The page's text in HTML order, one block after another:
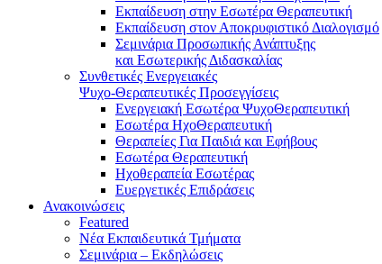
Εκπαίδευση στην Εσωτέρα Θεραπευτική
Εκπαίδευση στον Αποκρυφιστικό Διαλογισμό
Σεμινάρια Προσωπικής Ανάπτυξης
και Εσωτερικής Διδασκαλίας
Συνθετικές Ενεργειακές
Ψυχο-Θεραπευτικές Προσεγγίσεις
Ενεργειακή Εσωτέρα ΨυχοΘεραπευτική
Εσωτέρα ΗχοΘεραπευτική
Θεραπείες Για Παιδιά και Εφήβους
Εσωτέρα Θεραπευτική
Ηχοθεραπεία Εσωτέρας
Ευεργετικές Επιδράσεις
Ανακοινώσεις
Featured
Νέα Εκπαιδευτικά Τμήματα
Σεμινάρια – Εκδηλώσεις